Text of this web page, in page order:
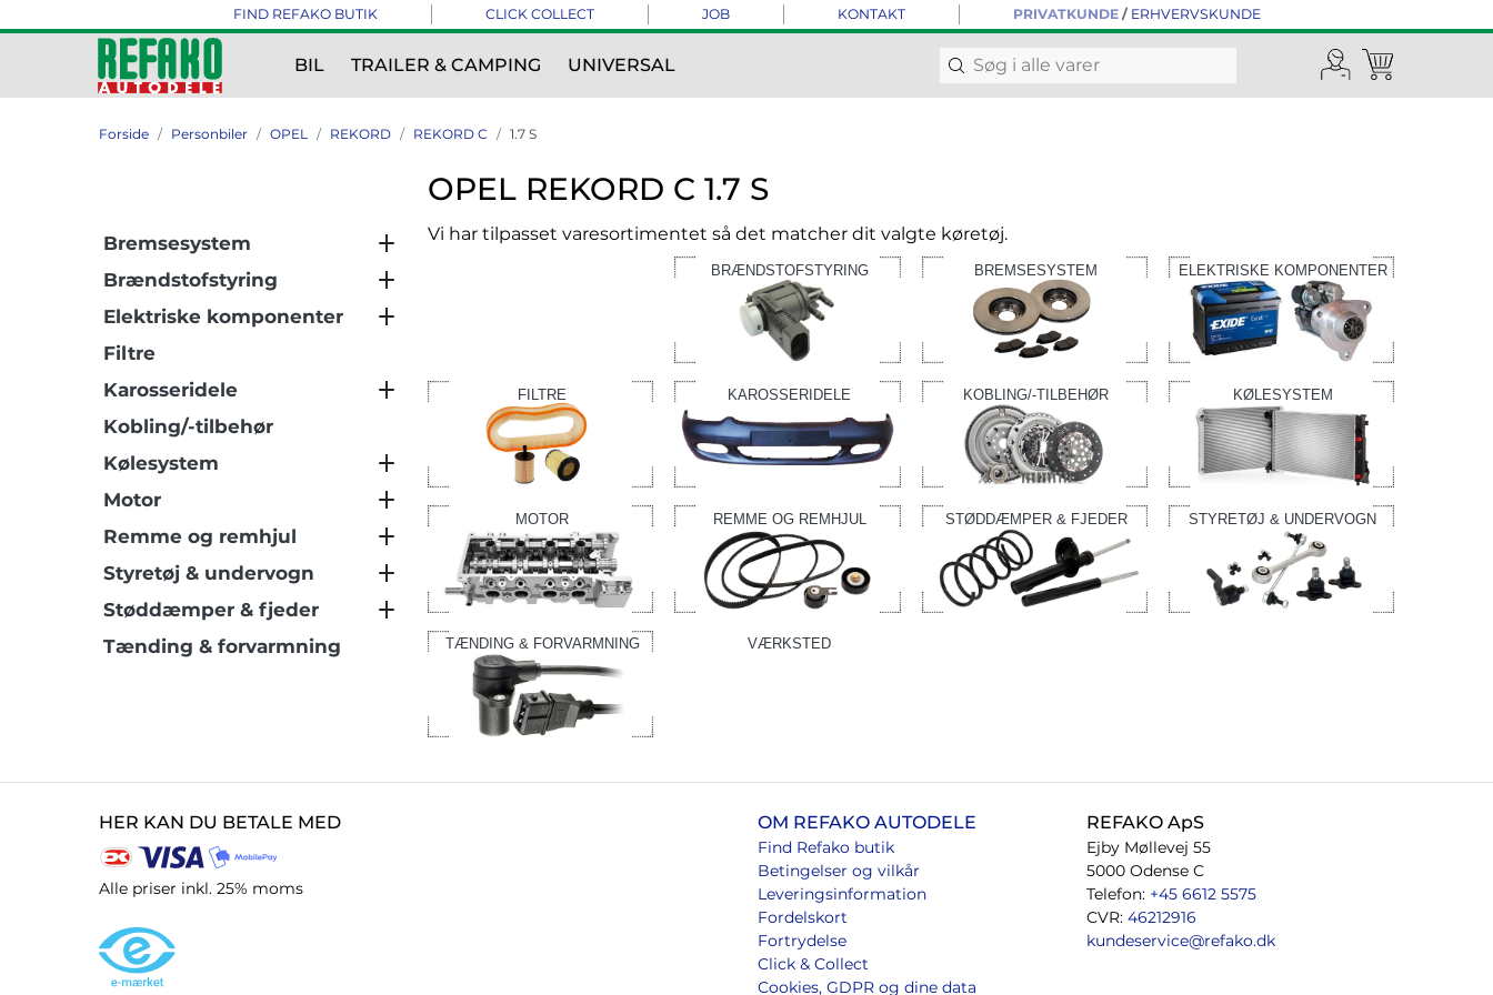
FIND REFAKO BUTIK CLICK COLLECT JOB KONTAKT PRIVATKUNDE/ ERHVERVSKUNDE
BIL TRAILER & CAMPING UNIVERSAL
Forside Personbiler OPEL REKORD REKORD C 1.7 S
OPEL REKORD C 1.7 S
Vi har tilpasset varesortimentet så det matcher dit valgte køretøj.
BRÆNDSTOFSTYRING BREMSESYSTEM ELEKTRISKE KOMPONENTER
FILTRE KAROSSERIDELE KOBLING/-TILBEHØR KØLESYSTEM
MOTOR REMME OG REMHJUL STØDDÆMPER & FJEDER STYRETØJ & UNDERVOGN
TÆNDING & FORVARMNING VÆRKSTED
Bremsesystem
Brændstofstyring
Elektriske komponenter
Filtre
Karosseridele
Kobling/-tilbehør
Kølesystem
Motor
Remme og remhjul
Styretøj & undervogn
Støddæmper & fjeder
Tænding & forvarmning
HER KAN DU BETALE MED
Alle priser inkl. 25% moms
OM REFAKO AUTODELE
Find Refako butik
Betingelser og vilkår
Leveringsinformation
Fordelskort
Fortrydelse
Click & Collect
Cookies, GDPR og dine data
REFAKO ApS
Ejby Møllevej 55
5000 Odense C
Telefon: +45 6612 5575
CVR: 46212916
kundeservice@refako.dk